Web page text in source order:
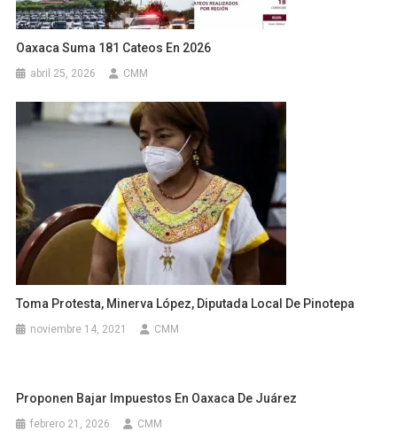
Oaxaca Suma 181 Cateos En 2026
abril 25, 2026 CMM
Toma Protesta, Minerva López, Diputada Local De Pinotepa
noviembre 14, 2021 CMM
Proponen Bajar Impuestos En Oaxaca De Juárez
febrero 21, 2026 CMM